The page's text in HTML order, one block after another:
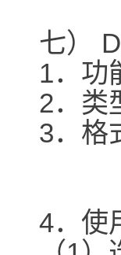
七）
1．功
2．类
3．格
4．使